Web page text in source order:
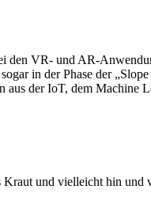
VR- und AR-
in der Phase der
der IoT, dem Machine
und vielleicht hin und